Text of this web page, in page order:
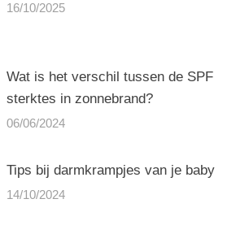
16/10/2025
Wat is het verschil tussen de SPF
sterktes in zonnebrand?
06/06/2024
Tips bij darmkrampjes van je baby
14/10/2024